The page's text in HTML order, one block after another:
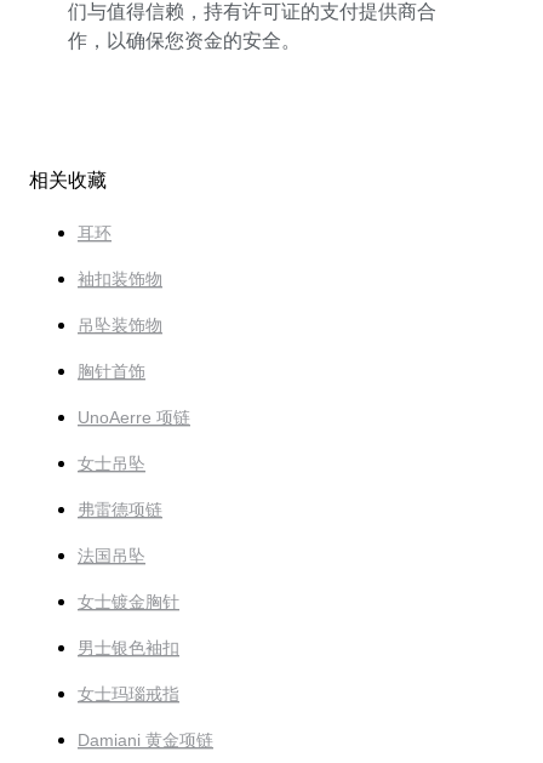
们与值得信赖，持有许可证的支付提供商合
作，以确保您资金的安全。
相关收藏
耳环
袖扣装饰物
吊坠装饰物
胸针首饰
UnoAerre 项链
女士吊坠
弗雷德项链
法国吊坠
女士镀金胸针
男士银色袖扣
女士玛瑙戒指
Damiani 黄金项链